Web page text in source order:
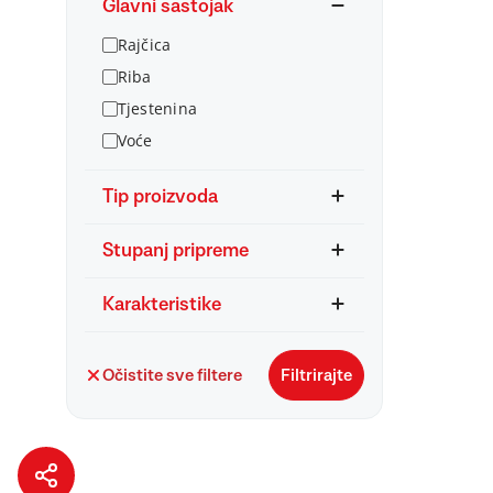
Glavni sastojak
Rajčica
Riba
Tjestenina
Voće
Tip proizvoda
Stupanj pripreme
Karakteristike
Očistite sve filtere Filtrirajte